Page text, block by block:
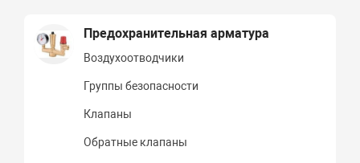
Предохранительная арматура
Воздухоотводчики
Группы безопасности
Клапаны
Обратные клапаны